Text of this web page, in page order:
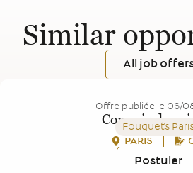
Similar
All job
Offre publiée le 06/
Commis de
Fouquet's
PARIS
Postuler